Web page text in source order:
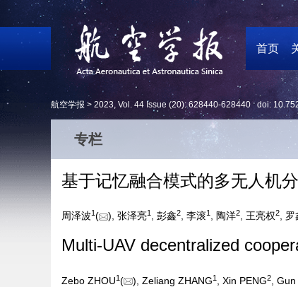
首页
航空学报 > 2023, Vol. 44 Issue (20): 628440-628440 doi:
专栏
基于记忆融合模式的多无人机
周泽波1( ), 张泽亮1 , 彭鑫2, 李滚1 , 陶洋2, 王亮权2, 罗
Multi-UAV decentralized
Zebo ZHOU1( ), Zeliang ZHANG1 , Xin PENG2 ,